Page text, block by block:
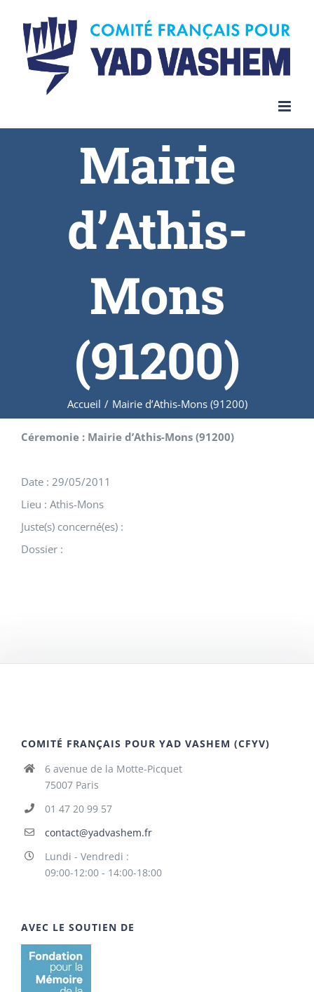
content
Mairie
d’Athis-
Mons
(91200)
Accueil / Mairie d’Athis-Mons (91200)
Céremonie : Mairie d’Athis-Mons (91200)
Date : 29/05/2011
Lieu : Athis-Mons
Juste(s) concerné(es) :
Dossier :
COMITÉ FRANÇAIS POUR YAD VASHEM (CFYV)
6 avenue de la Motte-Picquet
75007 Paris
01 47 20 99 57
contact@yadvashem.fr
Lundi - Vendredi :
09:00-12:00 - 14:00-18:00
AVEC LE SOUTIEN DE